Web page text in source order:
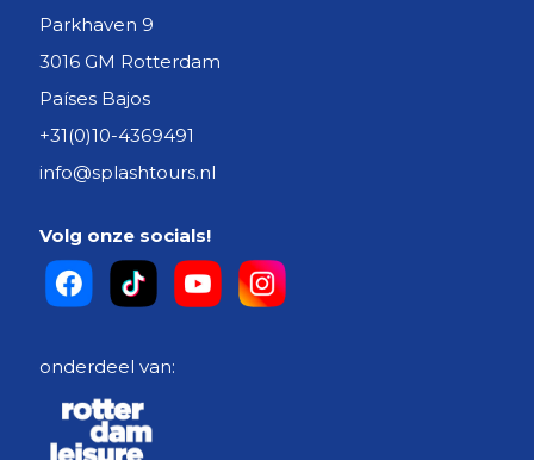
Parkhaven 9
3016 GM Rotterdam
Países Bajos
+31(0)10-4369491
info@splashtours.nl
Volg onze socials!
onderdeel van: